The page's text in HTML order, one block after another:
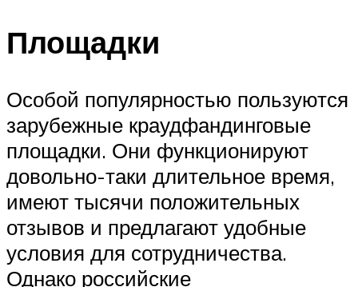
Площадки
Особой популярностью пользуются
зарубежные краудфандинговые
площадки. Они функционируют
довольно-таки длительное время,
имеют тысячи положительных
отзывов и предлагают удобные
условия для сотрудничества.
Однако российские